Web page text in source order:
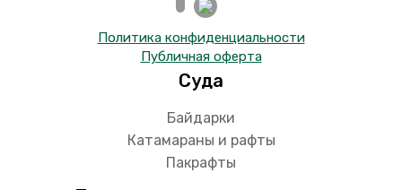
Политика конфиденциальности
Публичная оферта
Суда
Байдарки
Катамараны и рафты
Пакрафты